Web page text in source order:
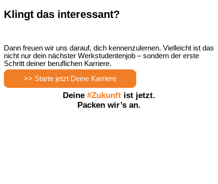
Klingt das interessant?
Dann freuen wir uns darauf, dich kennenzulernen. Vielleicht ist das
nicht nur dein nächster Werkstudentenjob – sondern der erste
Schritt deiner beruflichen Karriere.
>> Starte jetzt Deine Karriere
Deine #Zukunft ist jetzt.
Packen wir’s an.